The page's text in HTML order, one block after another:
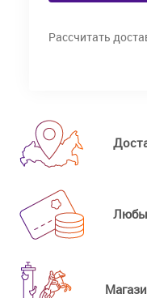
Рассчитать